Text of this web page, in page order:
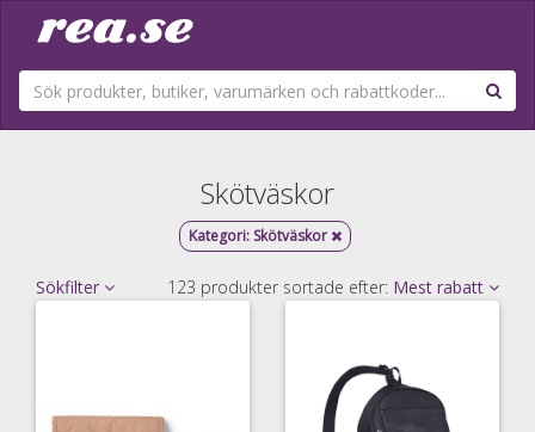
Skötväskor
Kategori: Skötväskor
Sökfilter 123 produkter sortade efter: Mest rabatt